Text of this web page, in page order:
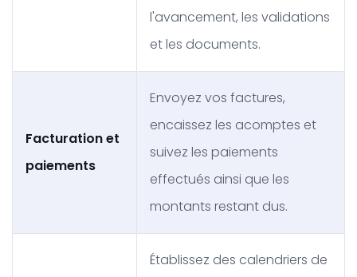
l'avancement, les validations
et les documents.
Facturation et
paiements
Envoyez vos factures,
encaissez les acomptes et
suivez les paiements
effectués ainsi que les
montants restant dus.
Établissez des calendriers de